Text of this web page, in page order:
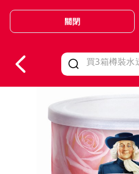
Valid Until 30 June 2026
關閉